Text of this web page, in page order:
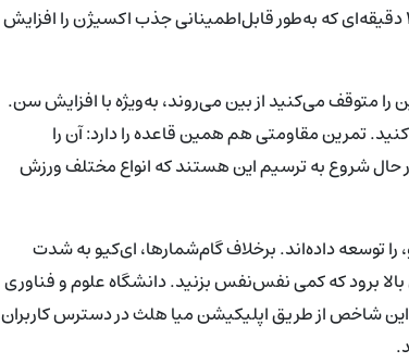
استراحت؛ یا نوبت‌های ۲۰/۱۰ به سبک تاباتا؛ یا دوره‌های مورد مطالعهٔ ۴ دورهٔ ۴ دقیقه‌ای که به‌طور قابل‌اطمینانی جذب اکسیژن را افزایش
متوقف می‌کنید از بین می‌روند، به‌ویژه با افزایش سن.
تمرین مقاومتی هم همین قاعده را دارد: آن را
شروع به ترسیم این هستند که انواع مختلف ورزش
داده‌اند. برخلاف گام‌شمارها، ای‌کیو به شدت
برود که کمی نفس‌نفس بزنید. دانشگاه علوم و فناوری
این شاخص از طریق اپلیکیشن میا هلث در دسترس کاربران